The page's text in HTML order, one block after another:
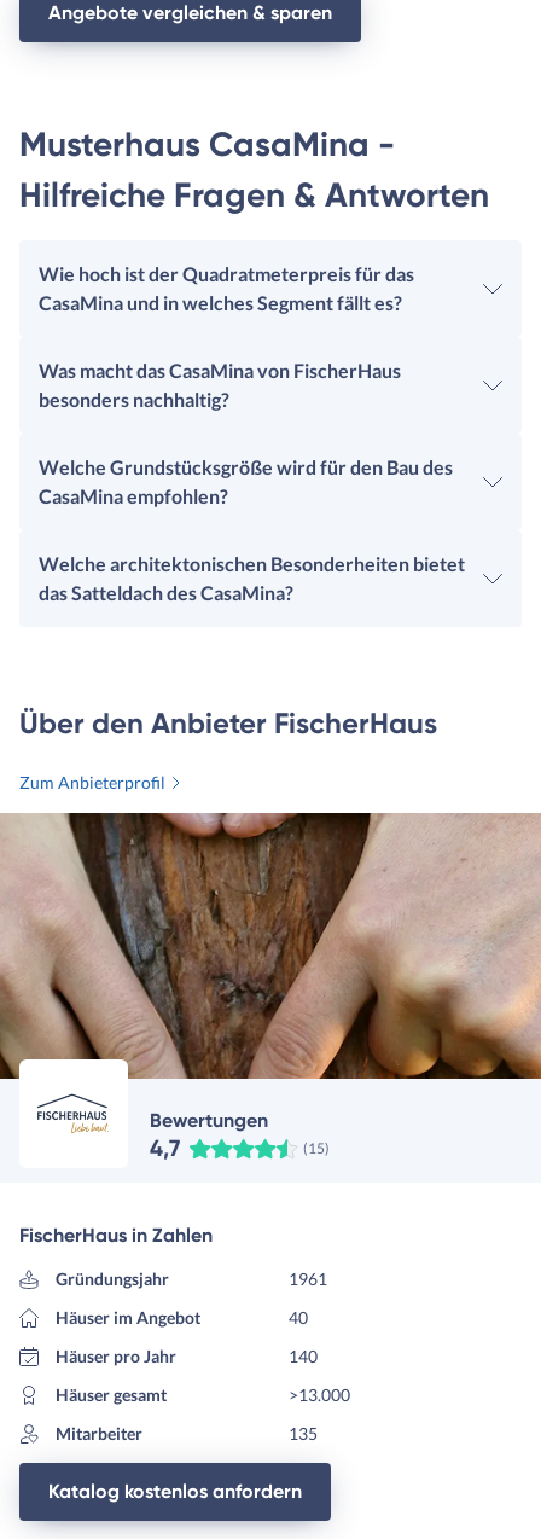
Angebote vergleichen & sparen
Musterhaus CasaMina -
Hilfreiche Fragen & Antworten
Wie hoch ist der Quadratmeterpreis für das
CasaMina und in welches Segment fällt es?
Was macht das CasaMina von FischerHaus
besonders nachhaltig?
Welche Grundstücksgröße wird für den Bau des
CasaMina empfohlen?
Welche architektonischen Besonderheiten bietet
das Satteldach des CasaMina?
Über den Anbieter FischerHaus
Zum Anbieterprofil
Bewertungen
4,7 (15)
FischerHaus in Zahlen
Gründungsjahr
1961
Häuser im Angebot
40
Häuser pro Jahr
140
Häuser gesamt
>13.000
Mitarbeiter
135
Katalog kostenlos anfordern